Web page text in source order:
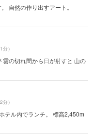
自然の作り出すアート。
分）
雲の切れ間から日が射すと 山の
分）
テル内でランチ。 標高2,450m